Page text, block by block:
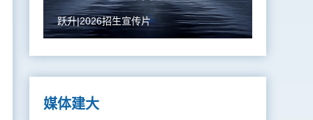
跃升|2026招生宣传片
媒体建大